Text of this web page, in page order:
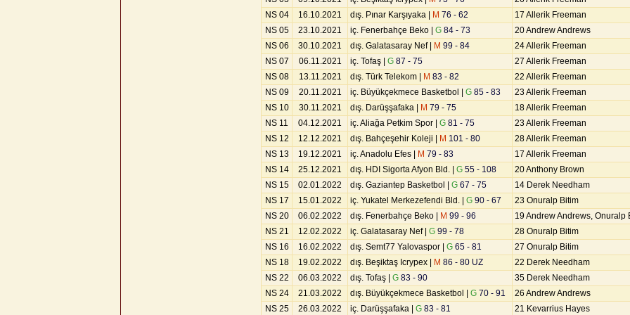
NS 04
16.10.2021 dış. Pınar Karşıyaka | M 76 - 62
17 Allerik Freeman
NS 05
23.10.2021 iç. Fenerbahçe Beko | G 84 - 73
20 Andrew Andrews
NS 06
30.10.2021 dış. Galatasaray Nef | M 99 - 84
24 Allerik Freeman
NS 07
06.11.2021 iç. Tofaş | G 87 - 75
27 Allerik Freeman
NS 08
13.11.2021 dış. Türk Telekom | M 83 - 82
22 Allerik Freeman
NS 09
20.11.2021 iç. Büyükçekmece Basketbol | G 85 - 83
23 Allerik Freeman
NS 10
30.11.2021 dış. Darüşşafaka | M 79 - 75
18 Allerik Freeman
NS 11
04.12.2021 iç. Aliağa Petkim Spor | G 81 - 75
23 Allerik Freeman
NS 12
12.12.2021 dış. Bahçeşehir Koleji | M 101 - 80
28 Allerik Freeman
NS 13
19.12.2021 iç. Anadolu Efes | M 79 - 83
17 Allerik Freeman
NS 14
25.12.2021 dış. HDI Sigorta Afyon Bld. | G 55 - 108
20 Anthony Brown
NS 15
02.01.2022 dış. Gaziantep Basketbol | G 67 - 75
14 Derek Needham
NS 17
15.01.2022 iç. Yukatel Merkezefendi Bld. | G 90 - 67
23 Onuralp Bitim
NS 20
06.02.2022 dış. Fenerbahçe Beko | M 99 - 96
19 Andrew Andrews, Onuralp
NS 21
12.02.2022 iç. Galatasaray Nef | G 99 - 78
28 Onuralp Bitim
NS 16
16.02.2022 dış. Semt77 Yalovaspor | G 65 - 81
27 Onuralp Bitim
NS 18
19.02.2022 dış. Beşiktaş Icrypex | M 86 - 80 UZ
22 Derek Needham
NS 22
06.03.2022 dış. Tofaş | G 83 - 90
35 Derek Needham
NS 24
21.03.2022 dış. Büyükçekmece Basketbol | G 70 - 91
26 Andrew Andrews
NS 25
26.03.2022 iç. Darüşşafaka | G 83 - 81 21 Kevarrius Hayes